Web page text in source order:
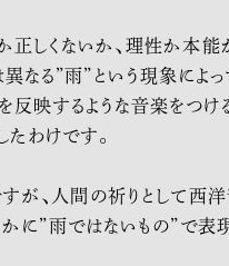
正しくないか、理性か本
なる”雨”という現象によ
反映するような音楽をつ
たわけです。
、人間の祈りとして西洋
かに”雨ではないもの”で